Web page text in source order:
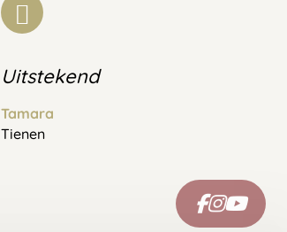
Uitstekend
Tamara
Tienen